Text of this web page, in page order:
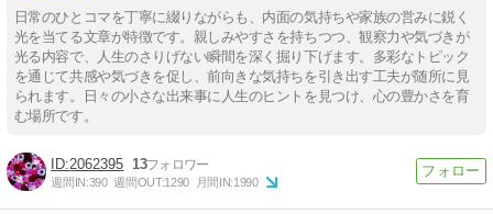
日常のひとコマを丁寧に綴りながらも、内面の気持ちや家族の営みに鋭く
光を当てる文章が特徴です。親しみやすさを持ちつつ、観察力や気づきが
光る内容で、人生のさりげない瞬間を深く掘り下げます。多彩なトピック
を通じて共感や気づきを促し、前向きな気持ちを引き出す工夫が随所に見
られます。日々の小さな出来事に人生のヒントを見つけ、心の豊かさを育
む場所です。
2062395 13
週間IN:390 週間OUT:1290 月間IN:1990